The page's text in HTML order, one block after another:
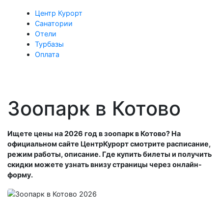
Центр Курорт
Санатории
Отели
Турбазы
Оплата
Зоопарк в Котово
Ищете цены на 2026 год в зоопарк в Котово? На
официальном сайте ЦентрКурорт смотрите расписание,
режим работы, описание. Где купить билеты и получить
скидки можете узнать внизу страницы через онлайн-
форму.